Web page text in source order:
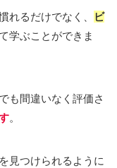
れるだけでなく、
ビ
学ぶことができま
も間違いなく評価さ
。
見つけられるように